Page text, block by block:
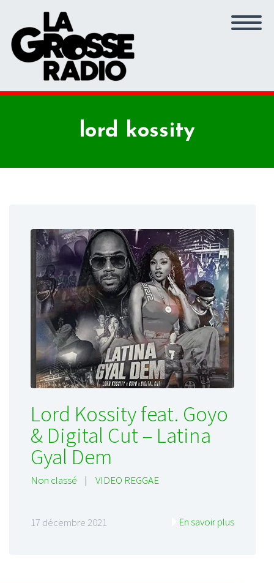
lord kossity
Lord Kossity feat. Goyo
& Digital Cut – Latina
Gyal Dem
Non classé | VIDEO REGGAE
17 décembre 2021 En savoir plus